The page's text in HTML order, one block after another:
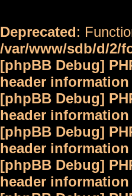
Deprecated:
/var/www/sdb/d/2/
[phpBB Debug]
header
[phpBB Debug]
header
[phpBB Debug]
header
[phpBB Debug]
header